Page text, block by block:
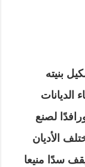
بنيته
الديانات
لصنع
الأديان
سدًا منيعا